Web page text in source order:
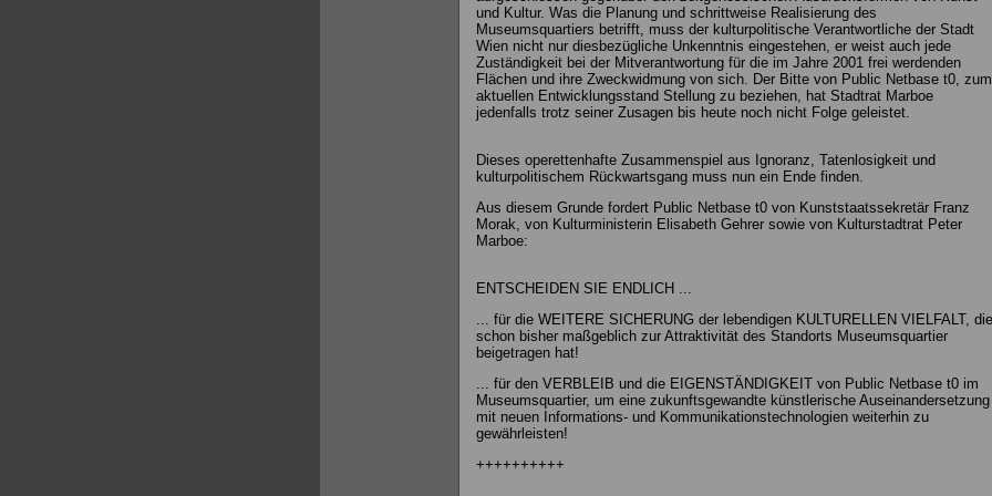
und Kultur. Was die Planung und schrittweise Realisierung des
Museumsquartiers betrifft, muss der kulturpolitische Verantwortliche der Stadt
Wien nicht nur diesbezügliche Unkenntnis eingestehen, er weist auch jede
Zuständigkeit bei der Mitverantwortung für die im Jahre 2001 frei werdenden
Flächen und ihre Zweckwidmung von sich. Der Bitte von Public Netbase t0, zum
aktuellen Entwicklungsstand Stellung zu beziehen, hat Stadtrat Marboe
jedenfalls trotz seiner Zusagen bis heute noch nicht Folge geleistet.
Dieses operettenhafte Zusammenspiel aus Ignoranz, Tatenlosigkeit und
kulturpolitischem Rückwartsgang muss nun ein Ende finden.
Aus diesem Grunde fordert Public Netbase t0 von Kunststaatssekretär Franz
Morak, von Kulturministerin Elisabeth Gehrer sowie von Kulturstadtrat Peter
Marboe:
ENTSCHEIDEN SIE ENDLICH ...
... für die WEITERE SICHERUNG der lebendigen KULTURELLEN VIELFALT, die
schon bisher maßgeblich zur Attraktivität des Standorts Museumsquartier
beigetragen hat!
... für den VERBLEIB und die EIGENSTÄNDIGKEIT von Public Netbase t0 im
Museumsquartier, um eine zukunftsgewandte künstlerische Auseinandersetzung
mit neuen Informations- und Kommunikationstechnologien weiterhin zu
gewährleisten!
++++++++++